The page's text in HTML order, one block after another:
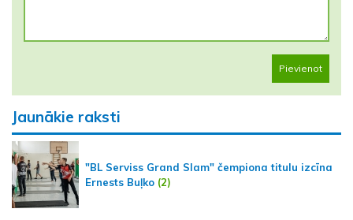
Pievienot
Jaunākie raksti
"BL Serviss Grand Slam" čempiona titulu izcīna
Ernests Buļko (2)